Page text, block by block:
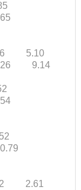
9.14
2.61